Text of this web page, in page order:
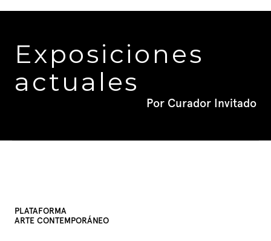
Exposiciones
actuales
Por Curador Invitado
PLATAFORMA
ARTE CONTEMPORÁNEO